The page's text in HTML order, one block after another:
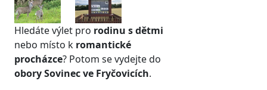
Hledáte výlet pro rodinu s dětmi
nebo místo k romantické
procházce? Potom se vydejte do
obory Sovinec ve Fryčovicích.